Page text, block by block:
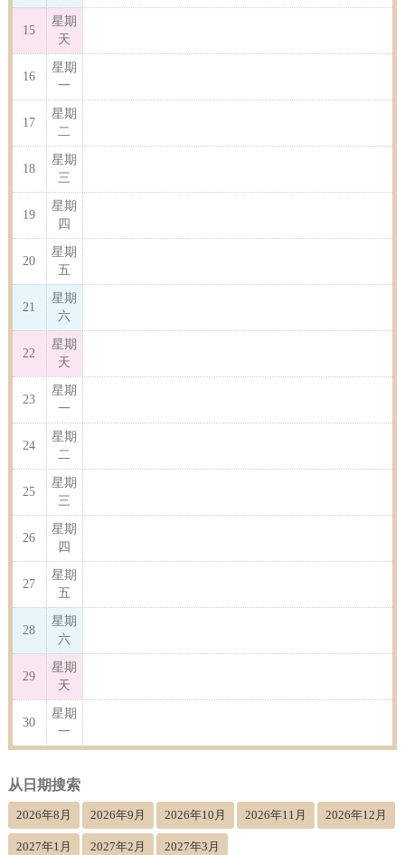
15
星期
天
16
星期
一
17
星期
二
18
星期
三
19
星期
四
20
星期
五
21
星期
六
22
星期
天
23
星期
一
24
星期
二
25
星期
三
26
星期
四
27
星期
五
28
星期
六
29
星期
天
30
星期
一
从日期搜索
2026年8月 2026年9月 2026年10月 2026年11月 2026年12月
2027年1月 2027年2月 2027年3月